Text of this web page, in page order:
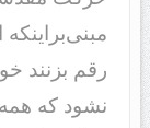
مبنی‌براینکه
رقم بزنند
نشود که